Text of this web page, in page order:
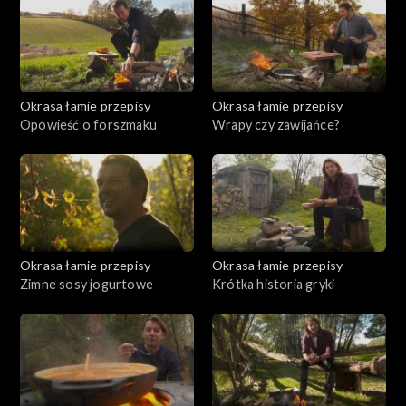
Okrasa łamie przepisy
Opowieść o forszmaku
Okrasa łamie przepisy
Wrapy czy zawijańce?
Okrasa łamie przepisy
Zimne sosy jogurtowe
Okrasa łamie przepisy
Krótka historia gryki